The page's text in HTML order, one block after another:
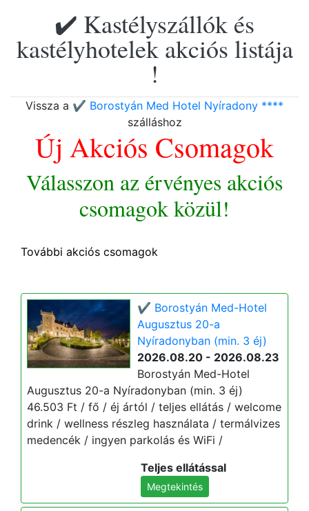
✔️ Kastélyszállók és
kastélyhotelek akciós listája
!
Vissza a ✔️ Borostyán Med Hotel Nyíradony ****
szálláshoz
Új Akciós Csomagok
Válasszon az érvényes akciós
csomagok közül!
További akciós csomagok
✔️ Borostyán Med-Hotel
Augusztus 20-a
Nyíradonyban (min. 3 éj)
2026.08.20 - 2026.08.23
Borostyán Med-Hotel
Augusztus 20-a Nyíradonyban (min. 3 éj)
46.503 Ft / fő / éj ártól / teljes ellátás / welcome
drink / wellness részleg használata / termálvizes
medencék / ingyen parkolás és WiFi /
Teljes ellátással
Megtekintés